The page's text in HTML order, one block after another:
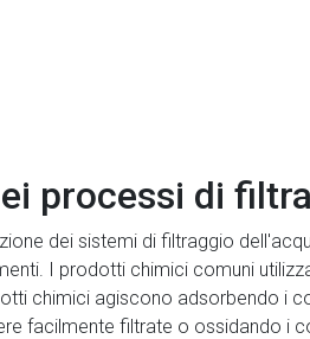
processi di
dei sistemi di filtraggio
I prodotti chimici comuni
chimici agiscono adsorbendo i
facilmente filtrate o ossidando i